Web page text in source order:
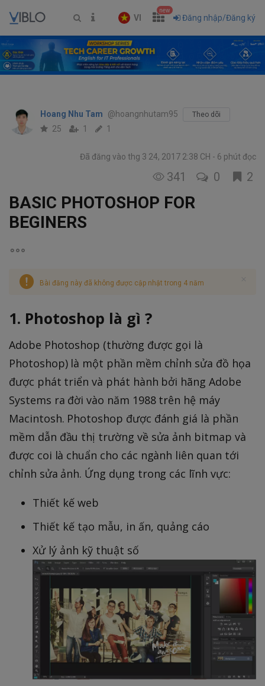
VI
new
Đăng nhập/Đăng ký
Hoang Nhu Tam @hoangnhutam95 Theo dõi
25 1 1
Đã đăng vào thg 3 24, 2017 2:38 CH 6 phút đọc
341 0 2
BASIC PHOTOSHOP FOR
BEGINERS
Bài đăng này đã không được cập nhật trong 4 năm
1. Photoshop là gì ?
Adobe Photoshop (thường được gọi là
Photoshop) là một phần mềm chỉnh sửa đồ họa
được phát triển và phát hành bởi hãng Adobe
Systems ra đời vào năm 1988 trên hệ máy
Macintosh. Photoshop được đánh giá là phần
mềm dẫn đầu thị trường về sửa ảnh bitmap và
được coi là chuẩn cho các ngành liên quan tới
chỉnh sửa ảnh. Ứng dụng trong các lĩnh vực:
Thiết kế web
Thiết kế tạo mẫu, in ấn, quảng cáo
Xử lý ảnh kỹ thuật số